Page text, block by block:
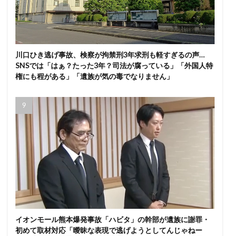
川口ひき逃げ事故、検察が拘禁刑3年求刑も軽すぎるの声…
SNSでは「はぁ？たった3年？司法が腐っている」「外国人特
権にも程がある」「遺族が気の毒でなりません」
イオンモール熊本爆発事故「ハビタ」の幹部が遺族に謝罪・
初めて取材対応「曖昧な表現で逃げようとしてんじゃねー